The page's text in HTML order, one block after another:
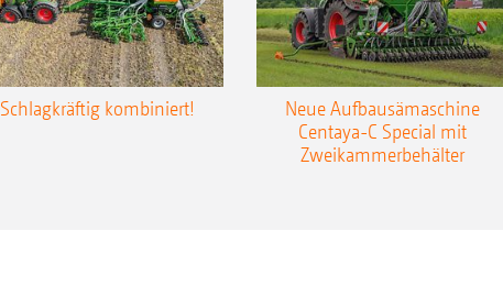
Schlagkräftig kombiniert!
Neue Aufbausämaschine
Centaya-C Special mit
Zweikammerbehälter